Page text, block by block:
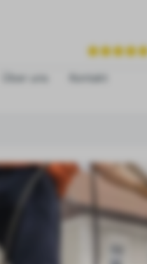
Über uns Kontakt